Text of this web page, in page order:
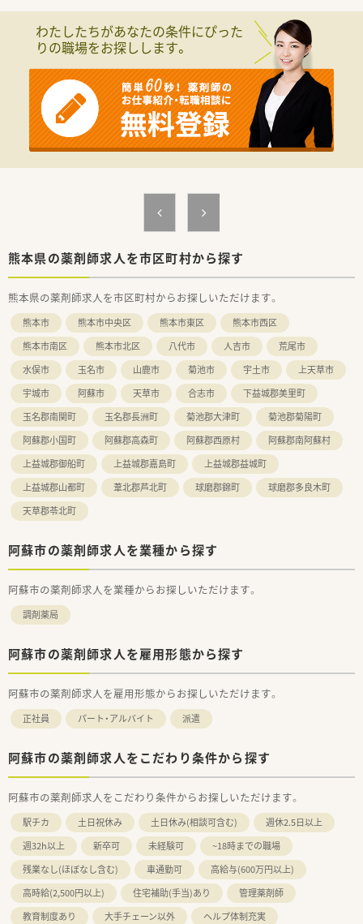
■阿蘇エリアにて3店舗を運営しており、熊本市を中心に20店舗
を展開する大きなグループの一員として安定した経営基盤を誇
【こんな取り組みをしています】
■社内勉強会の開催やe-ラーニングの導入など、薬剤師としての
知識を常にアップデートできる教育環境をしっかりと整備して
います。
■定期的な健康診断の実施や退職金制度の完備など、長く安心し
て働けるように福利厚生の充実化に継続的に取り組んでいま
■薬局運営だけでなく医薬品卸事業も展開しており、2つの事業
の柱を持つことで不況にも強い強固な経営体制を確立していま
わたしたちがあなたの条件にぴった
りの職場をお探しします。
熊本県の薬剤師求人を市区町村から探す
熊本県の薬剤師求人を市区町村からお探しいただけます。
熊本市 熊本市中央区 熊本市東区
熊本市西区
熊本市南区
熊本市北区 八代市 人吉市
荒尾市
水俣市
玉名市 山鹿市 菊池市 宇土市
上天草市
宇城市
阿蘇市 天草市 合志市
下益城郡美里町
玉名郡南関町
玉名郡長洲町 菊池郡大津町
菊池郡菊陽町
阿蘇郡小国町
阿蘇郡高森町 阿蘇郡西原村
阿蘇郡南阿蘇村
上益城郡御船町
上益城郡嘉島町
上益城郡益城町
上益城郡山都町
葦北郡芦北町 球磨郡錦町
球磨郡多良木町
天草郡苓北町
阿蘇市の薬剤師求人を業種から探す
阿蘇市の薬剤師求人を業種からお探しいただけます。
調剤薬局
阿蘇市の薬剤師求人を雇用形態から探す
阿蘇市の薬剤師求人を雇用形態からお探しいただけます。
正社員 パート・アルバイト 派遣
阿蘇市の薬剤師求人をこだわり条件から探す
阿蘇市の薬剤師求人をこだわり条件からお探しいただけます。
駅チカ 土日祝休み 土日休み(相談可含む)
週休2.5日以上
週32h以上
新卒可 未経験可
~18時までの職場
残業なし(ほぼなし含む)
車通勤可
高給与(600万円以上)
高時給(2,500円以上)
住宅補助(手当)あり
管理薬剤師
教育制度あり
大手チェーン以外
ヘルプ体制充実